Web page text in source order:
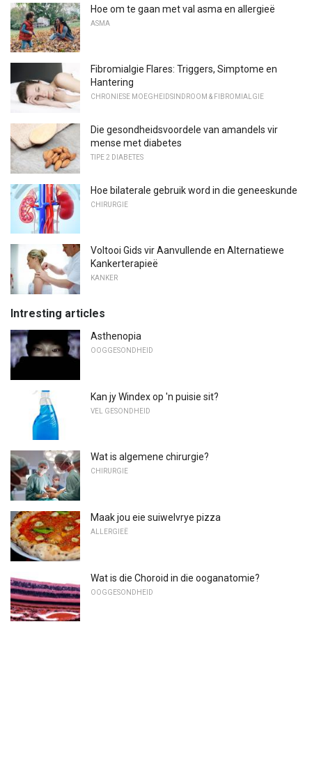
Hoe om te gaan met val asma en allergieë
ASMA
Fibromialgie Flares: Triggers, Simptome en
Hantering
CHRONIESE MOEGHEIDSINDROOM & FIBROMIALGIE
Die gesondheidsvoordele van amandels vir
mense met diabetes
TIPE 2 DIABETES
Hoe bilaterale gebruik word in die geneeskunde
CHIRURGIE
Voltooi Gids vir Aanvullende en Alternatiewe
Kankerterapieë
KANKER
Intresting articles
Asthenopia
OOGGESONDHEID
Kan jy Windex op 'n puisie sit?
VEL GESONDHEID
Wat is algemene chirurgie?
CHIRURGIE
Maak jou eie suiwelvrye pizza
ALLERGIEË
Wat is die Choroid in die ooganatomie?
OOGGESONDHEID